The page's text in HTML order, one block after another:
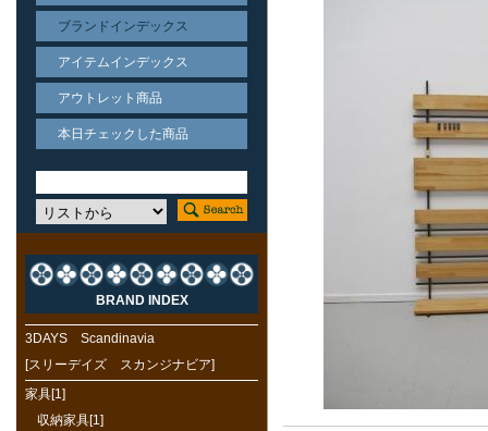
ブランドインデックス
アイテムインデックス
アウトレット商品
本日チェックした商品
BRAND INDEX
3DAYS Scandinavia
[スリーデイズ スカンジナビア]
家具[1]
収納家具[1]